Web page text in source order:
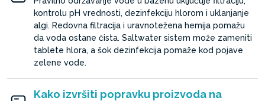
kontrolu pH vrednosti, dezinfekciju hlorom i uklanjanje
algi. Redovna filtracija i uravnotežena hemija pomažu
da voda ostane čista. Saltwater sistem može zameniti
tablete hlora, a šok dezinfekcija pomaže kod pojave
zelene vode.
Kako izvršiti popravku proizvoda na